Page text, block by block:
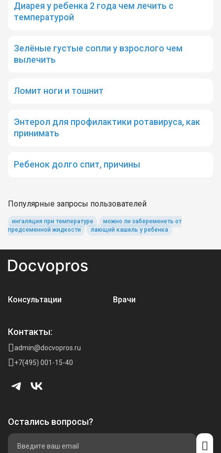
Диарея у ребенка 2 года чем лечить с
температурой
Зелёные густые сопли у взрослого чем
вылечить
Ломит ноги и тошнит
Энтерол для профилактики ротавируса, как
принимать
Ребенок долго спит, причины
Популярные запросы пользователей
ингаляция при температуре
можно ли забеременеть от
предсеменной жидкости
лающий кашель у ребенка
Консультации Врачи
Контакты:
admin@docvopros.ru
+7(495) 001-15-40
Остались вопросы?